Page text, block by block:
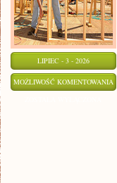
LIPIEC - 3 - 2026
MOŻLIWOŚĆ KOMENTOWANIA